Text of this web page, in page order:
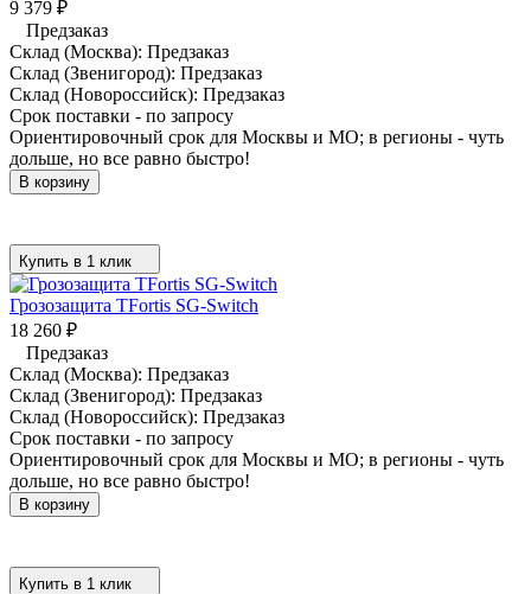
9 379 ₽
Предзаказ
Склад (Москва): Предзаказ
Склад (Звенигород): Предзаказ
Склад (Новороссийск): Предзаказ
Срок поставки - по запросу
Ориентировочный срок для Москвы и МО; в регионы - чуть
дольше, но все равно быстро!
В корзину
Купить в 1 клик
Грозозащита TFortis SG-Switch
18 260 ₽
Предзаказ
Склад (Москва): Предзаказ
Склад (Звенигород): Предзаказ
Склад (Новороссийск): Предзаказ
Срок поставки - по запросу
Ориентировочный срок для Москвы и МО; в регионы - чуть
дольше, но все равно быстро!
В корзину
Купить в 1 клик